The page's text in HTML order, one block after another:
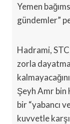
Yemen
gündemler”
Hadrami,
zorla
Şeyh Amr bin
bir “yabancı
kuvvetle